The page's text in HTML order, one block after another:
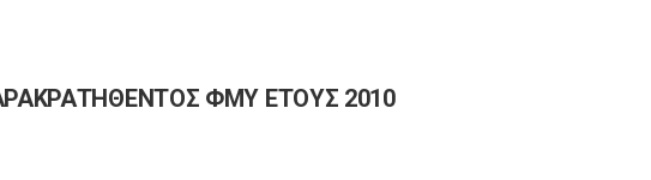
ΦΜΥ ΕΤΟΥΣ 2010